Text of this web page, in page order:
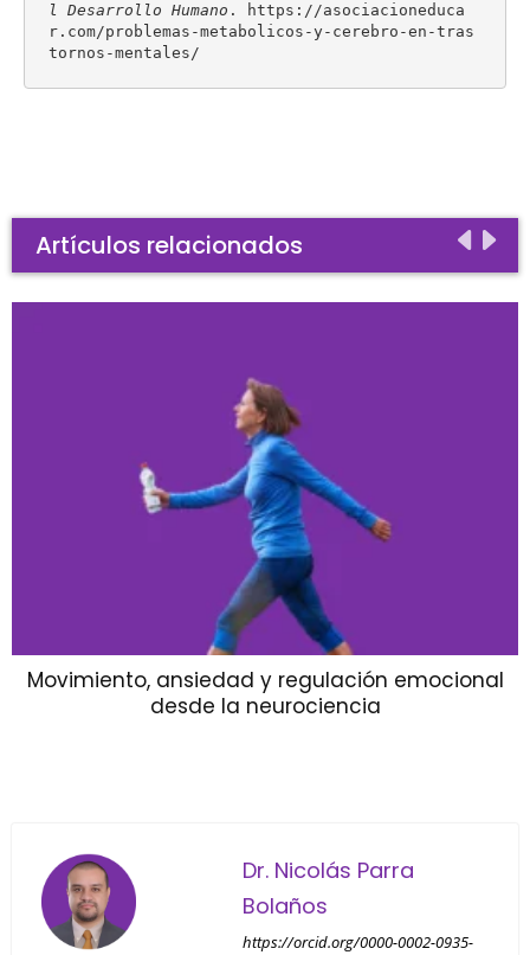
l Desarrollo Humano . https://asociacioneduca
r.com/problemas-metabolicos-y-cerebro-en-tras
tornos-mentales/
Artículos relacionados
Movimiento, ansiedad y regulación emocional
desde la neurociencia
Dr. Nicolás Parra
Bolaños
https://orcid.org/0000-0002-0935-